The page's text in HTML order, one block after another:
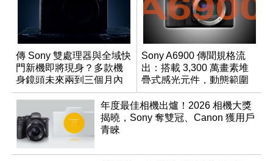
傳 Sony 雙處理器與全域快
門新機即將現身？多款機
身鏡頭未來兩到三個月內
有望登場
Sony A6900 傳聞規格流
出：搭載 3,300 萬畫素堆
疊式感光元件，動態範圍
超過 15 級
年度最佳相機出爐！2026 相機大獎
揭曉，Sony 奪雙冠、Canon 獲用戶
青睞